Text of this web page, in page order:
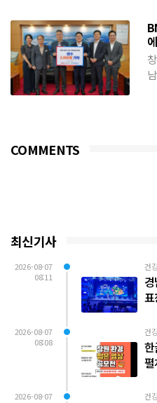
COMMENTS
최신기사
2026-08-07
08:11
건
표
2026-08-07
08:08
건
한
펼
2026-08-07
건